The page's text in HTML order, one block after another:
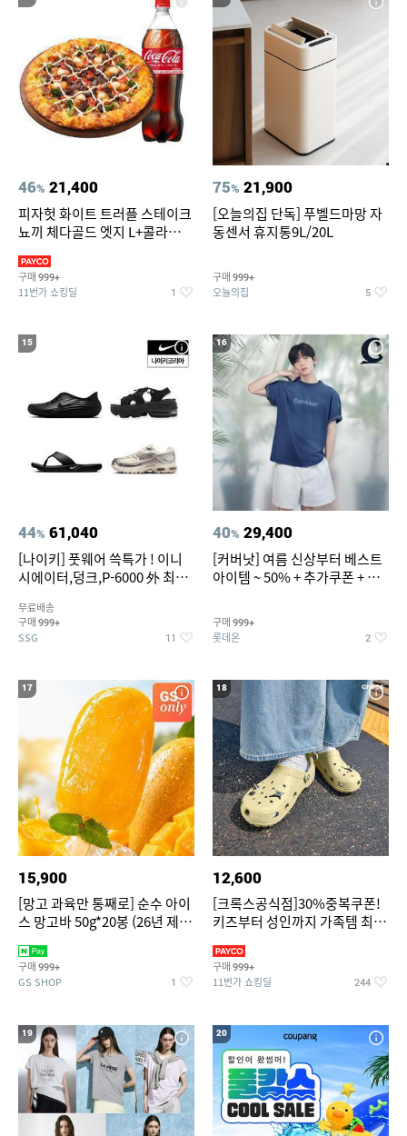
46% 21,400
피자헛 화이트 트러플 스테이크
뇨끼 체다골드 엣지 L+콜라
구매 999+
11번가 쇼킹딜 1
75% 21,900
[오늘의집 단독] 푸벨드마망 자
동센서 휴지통9L/20L
구매 999+
오늘의집 5
15
44% 61,040
[나이키] 풋웨어 쓱특가 ! 이니
시에이터,덩크,P-6000 外 최대
무료배송
구매 999+
SSG 11
16
40% 29,400
[커버낫] 여름 신상부터 베스트
아이템 ~ 50% + 추가쿠폰 + 카
구매 999+
롯데온 2
17
15,900
[망고 과육만 통째로] 순수 아이
스 망고바 50g*20봉 (26년 제
구매 999+
GS SHOP 1
18
12,600
[크록스공식점]30%중복쿠폰!
키즈부터 성인까지 가족템 최대
구매 999+
11번가 쇼킹딜 244
19 20